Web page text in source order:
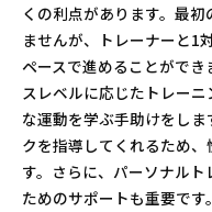
ションプラン
くの利点があります。最
ませんが、トレーナーと1
ペースで進めることがで
スレベルに応じたトレー
な運動を学ぶ手助けをし
クを指導してくれるため
す。さらに、パーソナル
ためのサポートも重要で